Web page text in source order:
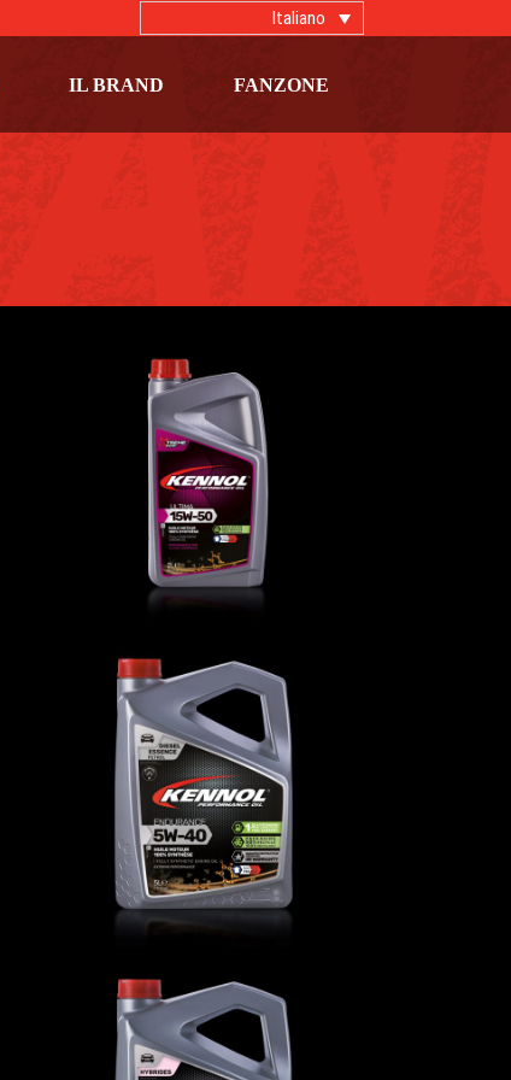
Italiano
IL BRAND FANZONE
ULTIMA 15W-50
AUTO,Oli motore
ENDURANCE 5W-40
AUTO,Oli motore